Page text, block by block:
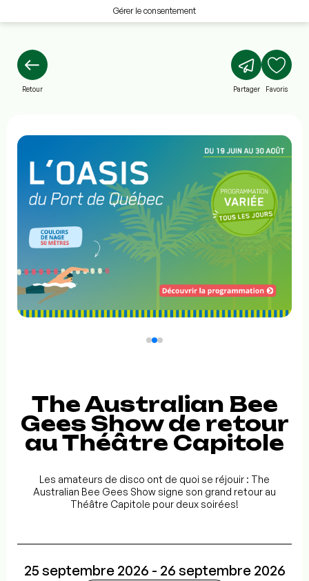
Gérer le consentement
Retour Partager Favoris
The Australian Bee
Gees Show de retour
au Théâtre Capitole
Les amateurs de disco ont de quoi se réjouir : The
Australian Bee Gees Show signe son grand retour au
Théâtre Capitole pour deux soirées!
25 septembre 2026 - 26 septembre 2026